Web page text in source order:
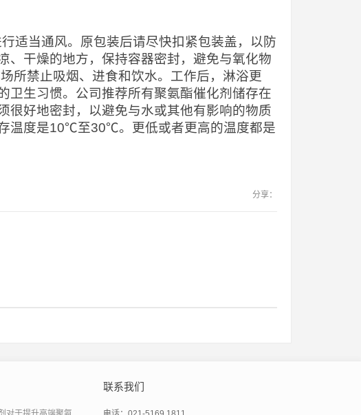
适当通风。原包装后请尽快扣紧包装盖，以防
、干燥的地方，保持容器密封，避免与氧化物
所禁止吸烟、进食和饮水。工作后，淋浴更
卫生习惯。公司推荐所有聚氨酯催化剂储存在
很好地密封，以避免与水或其他有影响的物质
温度是10℃至30℃。更低或者更高的温度都是
分享：
联系我们